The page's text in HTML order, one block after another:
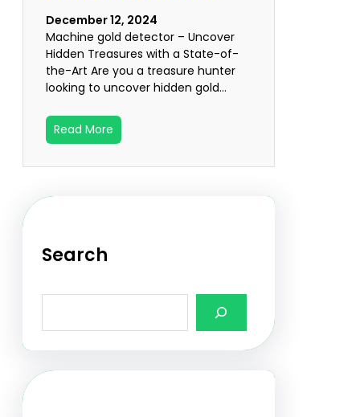
December 12, 2024
Machine gold detector – Uncover
Hidden Treasures with a State-of-
the-Art Are you a treasure hunter
looking to uncover hidden gold…
Read More
Search
a
c